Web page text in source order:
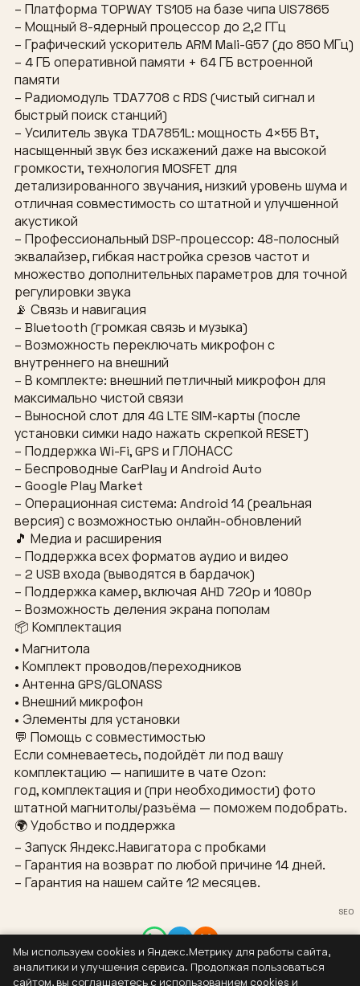
– Платформа TOPWAY TS105 на базе чипа UIS7865
– Мощный 8-ядерный процессор до 2,2 ГГц
– Графический ускоритель ARM Mali-G57 (до 850 МГц)
– 4 ГБ оперативной памяти + 64 ГБ встроенной
памяти
– Радиомодуль TDA7708 с RDS (чистый сигнал и
быстрый поиск станций)
– Усилитель звука TDA7851L: мощность 4×55 Вт,
насыщенный звук без искажений даже на высокой
громкости, технология MOSFET для
детализированного звучания, низкий уровень шума и
отличная совместимость со штатной и улучшенной
акустикой
– Профессиональный DSP-процессор: 48-полосный
эквалайзер, гибкая настройка срезов частот и
множество дополнительных параметров для точной
регулировки звука
📡 Связь и навигация
– Bluetooth (громкая связь и музыка)
– Возможность переключать микрофон с
внутреннего на внешний
– В комплекте: внешний петличный микрофон для
максимально чистой связи
– Выносной слот для 4G LTE SIM-карты (после
установки симки надо нажать скрепкой RESET)
– Поддержка Wi-Fi, GPS и ГЛОНАСС
– Беспроводные CarPlay и Android Auto
– Google Play Market
– Операционная система: Android 14 (реальная
версия) с возможностью онлайн-обновлений
🎵 Медиа и расширения
– Поддержка всех форматов аудио и видео
– 2 USB входа (выводятся в бардачок)
– Поддержка камер, включая AHD 720p и 1080p
– Возможность деления экрана пополам
📦 Комплектация
• Магнитола
• Комплект проводов/переходников
• Антенна GPS/GLONASS
• Внешний микрофон
• Элементы для установки
💬 Помощь с совместимостью
Если сомневаетесь, подойдёт ли под вашу
комплектацию — напишите в чате Ozon:
год, комплектация и (при необходимости) фото
штатной магнитолы/разъёма — поможем подобрать.
🌍 Удобство и поддержка
– Запуск Яндекс.Навигатора с пробками
– Гарантия на возврат по любой причине 14 дней.
– Гарантия на нашем сайте 12 месяцев.
SEO
Контакты
8 (937) 304-44-55
Мы используем cookies и Яндекс.Метрику для работы сайта,
аналитики и улучшения сервиса. Продолжая пользоваться
сайтом, вы соглашаетесь с использованием cookies и